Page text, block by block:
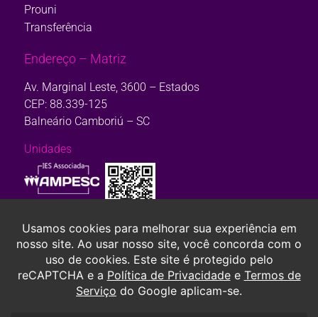
Prouni
Transferência
Endereço – Matriz
Av. Marginal Leste, 3600 – Estados
CEP: 88.339-125
Balneário Camboriú – SC
Unidades
Consulte aqui o cadastro da Instituição no Sistema e-Mec. Ou, se
preferir,clique aqui.